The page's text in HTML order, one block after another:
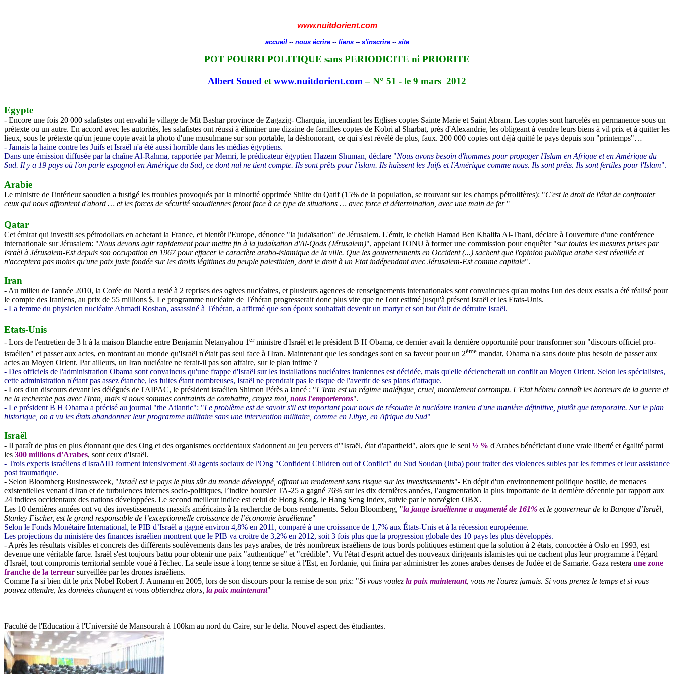
www.nuitdorient.com
accueil -- nous écrire-- liens-- s'inscrire -- site
POT POURRI POLITIQUE sans PERIODICITE ni PRIORITE
Albert Soued et www.nuitdorient.com – N° 51 - le 9 mars 2012
Egypte
- Encore une fois 20 000 salafistes ont envahi le village de Mit Bashar province de Zagazig- Charquia, incendiant les Eglises coptes Sainte Marie et Saint Abram. Les coptes sont harcelés en permanence sous un
prétexte ou un autre. En accord avec les autorités, les salafistes ont réussi à éliminer une dizaine de familles coptes de Kobri al Sharbat, près d'Alexandrie, les obligeant à vendre leurs biens à vil prix et à quitter les
lieux, sous le prétexte qu'un jeune copte avait la photo d'une musulmane sur son portable, la déshonorant, ce qui s'est révélé de plus, faux. 200 000 coptes ont déjà quitté le pays depuis son "printemps"…
- Jamais la haine contre les Juifs et Israël n'a été aussi horrible dans les médias égyptiens.
Dans une émission diffusée par la chaîne Al-Rahma, rapportée par Memri, le prédicateur égyptien Hazem Shuman, déclare "Nous avons besoin d'hommes pour propager l'Islam en Afrique et en Amérique du
Sud. Il y a 19 pays où l'on parle espagnol en Amérique du Sud, ce dont nul ne tient compte. Ils sont prêts pour l'islam. Ils haïssent les Juifs et l'Amérique comme nous. Ils sont prêts. Ils sont fertiles pour l'Islam".
Arabie
Le ministre de l'intérieur saoudien a fustigé les troubles provoqués par la minorité opprimée Shiite du Qatif (15% de la population, se trouvant sur les champs pétrolifères): "C'est le droit de l'état de confronter
ceux qui nous affrontent d'abord … et les forces de sécurité saoudiennes feront face à ce type de situations … avec force et détermination, avec une main de fer"
Qatar
Cet émirat qui investit ses pétrodollars en achetant la France, et bientôt l'Europe, dénonce "la judaïsation" de Jérusalem. L'émir, le cheikh Hamad Ben Khalifa Al-Thani, déclare à l'ouverture d'une conférence
internationale sur Jérusalem: "Nous devons agir rapidement pour mettre fin à la judaïsation d'Al-Qods (Jérusalem)", appelant l'ONU à former une commission pour enquêter "sur toutes les mesures prises par
Israël à Jérusalem-Est depuis son occupation en 1967 pour effacer le caractère arabo-islamique de la ville. Que les gouvernements en Occident (...) sachent que l'opinion publique arabe s'est réveillée et
n'acceptera pas moins qu'une paix juste fondée sur les droits légitimes du peuple palestinien, dont le droit à un Etat indépendant avec Jérusalem-Est comme capitale".
Iran
- Au milieu de l'année 2010, la Corée du Nord a testé à 2 reprises des ogives nucléaires, et plusieurs agences de renseignements internationales sont convaincues qu'au moins l'un des deux essais a été réalisé pour
le compte des Iraniens, au prix de 55 millions $. Le programme nucléaire de Téhéran progresserait donc plus vite que ne l'ont estimé jusqu'à présent Israël et les Etats-Unis.
- La femme du physicien nucléaire Ahmadi Roshan, assassiné à Téhéran, a affirmé que son époux souhaitait devenir un martyr et son but était de détruire Israël.
Etats-Unis
- Lors de l'entretien de 3 h à la maison Blanche entre Benjamin Netanyahou 1 erministre d'Israël et le président B H Obama, ce dernier avait la dernière opportunité pour transformer son "discours officiel pro-
israélien" et passer aux actes, en montrant au monde qu'Israël n'était pas seul face à l'Iran. Maintenant que les sondages sont en sa faveur pour un 2ème mandat, Obama n'a sans doute plus besoin de passer aux
actes au Moyen Orient. Par ailleurs, un Iran nucléaire ne ferait-il pas son affaire, sur le plan intime ?
- Des officiels de l'administration Obama sont convaincus qu'une frappe d'Israël sur les installations nucléaires iraniennes est décidée, mais qu'elle déclencherait un conflit au Moyen Orient. Selon les spécialistes,
cette administration n'étant pas assez étanche, les fuites étant nombreuses, Israël ne prendrait pas le risque de l'avertir de ses plans d'attaque.
- Lors d'un discours devant les délégués de l'AIPAC, le président israélien Shimon Pérès a lancé : "L'Iran est un régime maléfique, cruel, moralement corrompu. L'Etat hébreu connaît les horreurs de la guerre et
ne la recherche pas avec l'Iran, mais si nous sommes contraints de combattre, croyez moi, nous l'emporterons".
- Le président B H Obama a précisé au journal "the Atlantic": "Le problème est de savoir s'il est important pour nous de résoudre le nucléaire iranien d'une manière définitive, plutôt que temporaire. Sur le plan
historique, on a vu les états abandonner leur programme militaire sans une intervention militaire, comme en Libye, en Afrique du Sud"
Israël
- Il paraît de plus en plus étonnant que des Ong et des organismes occidentaux s'adonnent au jeu pervers d'"Israël, état d'apartheid", alors que le seul ½ % d'Arabes bénéficiant d'une vraie liberté et égalité parmi
les 300 millions d'Arabes, sont ceux d'Israël.
- Trois experts israéliens d'IsraAID forment intensivement 30 agents sociaux de l'Ong "Confident Children out of Conflict" du Sud Soudan (Juba) pour traiter des violences subies par les femmes et leur assistance
post traumatique.
- Selon Bloomberg Businessweek, "Israël est le pays le plus sûr du monde développé, offrant un rendement sans risque sur les investissements"- En dépit d'un environnement politique hostile, de menaces
existentielles venant d'Iran et de turbulences internes socio-politiques, l’indice boursier TA-25 a gagné 76% sur les dix dernières années, l’augmentation la plus importante de la dernière décennie par rapport aux
24 indices occidentaux des nations développées. Le second meilleur indice est celui de Hong Kong, le Hang Seng Index, suivie par le norvégien OBX.
Les 10 dernières années ont vu des investissements massifs américains à la recherche de bons rendements. Selon Bloomberg, "la jauge israélienne a augmenté de 161% et le gouverneur de la Banque d’Israël,
Stanley Fischer, est le grand responsable de l’exceptionnelle croissance de l’économie israélienne"
Selon le Fonds Monétaire International, le PIB d’Israël a gagné environ 4,8% en 2011, comparé à une croissance de 1,7% aux États-Unis et à la récession européenne.
Les projections du ministère des finances israélien montrent que le PIB va croitre de 3,2% en 2012, soit 3 fois plus que la progression globale des 10 pays les plus développés.
- Après les résultats visibles et concrets des différents soulèvements dans les pays arabes, de très nombreux israéliens de tous bords politiques estiment que la solution à 2 états, concoctée à Oslo en 1993, est
devenue une véritable farce. Israël s'est toujours battu pour obtenir une paix "authentique" et "crédible". Vu l'état d'esprit actuel des nouveaux dirigeants islamistes qui ne cachent plus leur programme à l'égard
d'Israël, tout compromis territorial semble voué à l'échec. La seule issue à long terme se situe à l'Est, en Jordanie, qui finira par administrer les zones arabes denses de Judée et de Samarie. Gaza restera une zone
franche de la terreur surveillée par les drones israéliens.
Comme l'a si bien dit le prix Nobel Robert J. Aumann en 2005, lors de son discours pour la remise de son prix: "Si vous voulez la paix maintenant, vous ne l'aurez jamais. Si vous prenez le temps et si vous
pouvez attendre, les données changent et vous obtiendrez alors, la paix maintenant"
Faculté de l'Education à l'Université de Mansourah à 100km au nord du Caire, sur le delta. Nouvel aspect des étudiantes.